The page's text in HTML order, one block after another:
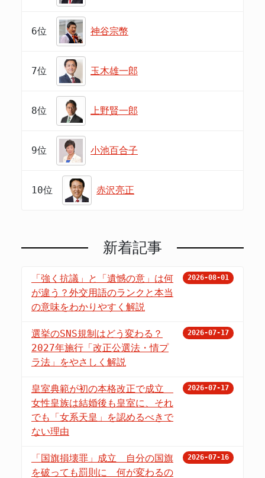
6位 神谷宗幣
7位 玉木雄一郎
8位 上野賢一郎
9位 小池百合子
10位 赤沢亮正
新着記事
「強く抗議」と「遺憾の意」は何
が違う？外交用語のランクと本当
の意味をわかりやすく解説
2026-08-01
選挙のSNS規制はどう変わる？
2027年施行「改正公選法・情プ
ラ法」をやさしく解説
2026-07-17
皇室典範が初の本格改正で成立
女性皇族は結婚後も皇室に、それ
でも「女系天皇」を認めるべきで
ない理由
2026-07-17
「国旗損壊罪」成立 自分の国旗
を破っても罰則に 何が変わるの
2026-07-16